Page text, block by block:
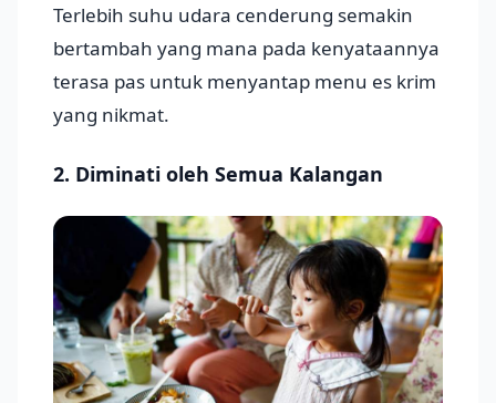
Terlebih suhu udara cenderung semakin
bertambah yang mana pada kenyataannya
terasa pas untuk menyantap menu es krim
yang nikmat.
2. Diminati oleh Semua Kalangan